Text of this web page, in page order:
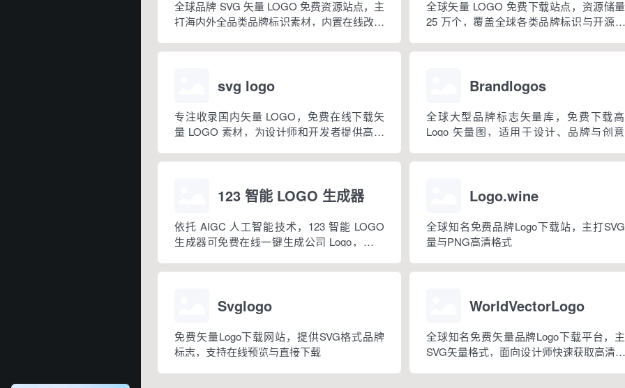
全球品牌 SVG 矢量 LOGO 免费资源站点，主
打海内外全品类品牌标识素材，内置在线改色
全球矢量 LOGO 免费下载站点，资源储
25 万个，覆盖全球各类品牌标识与开源项
svg logo
专注收录国内矢量 LOGO，免费在线下载矢
量 LOGO 素材，为设计师和开发者提供高质
Brandlogos
全球大型品牌标志矢量库，免费下载
Logo 矢量图，适用于设计、品牌与创
123 智能 LOGO 生成器
依托 AIGC 人工智能技术，123 智能 LOGO
生成器可免费在线一键生成公司 Logo，并配
业快速搭建专属个性品牌形象。平台已产出海
婚纱摄影、科技智能...
Logo.wine
全球知名免费品牌Logo下载站，主打
量与PNG高清格式
Svglogo
免费矢量Logo下载网站，提供SVG格式品牌
标志，支持在线预览与直接下载
WorldVectorLogo
全球知名免费矢量品牌Logo下载平台，
SVG矢量格式，面向设计师快速获取高清品